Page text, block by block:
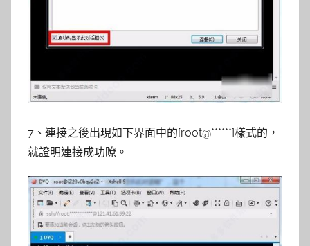
7、連接之後出現如下界面中的[root@******]樣式的，
就證明連接成功瞭。